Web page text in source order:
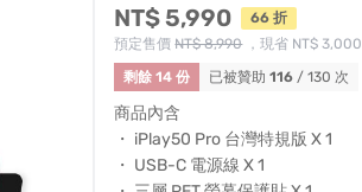
NT$ 5,990
66 折
預定售價NT$ 8,990，現省 NT$ 3,000
剩餘 14 份
已被贊助116 / 130 次
商品內含
・ iPlay50 Pro 台灣特規版 X 1
・ USB-C 電源線 X 1